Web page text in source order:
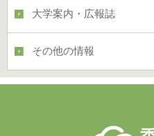
大学案内・広報誌
その他の情報